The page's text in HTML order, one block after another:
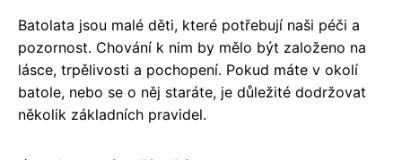
Batolata jsou malé děti, které potřebují naši péči a
pozornost. Chování k nim by mělo být založeno na
lásce, trpělivosti a pochopení. Pokud máte v okolí
batole, nebo se o něj staráte, je důležité dodržovat
několik základních pravidel.